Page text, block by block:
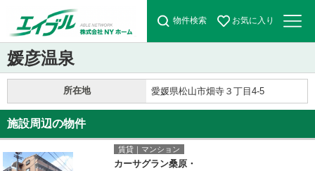
物件検索 お気に入り
媛彦温泉
所在地 愛媛県松山市畑寺３丁目4-5
施設周辺の物件
賃貸｜マンション
カーサグラン桑原・